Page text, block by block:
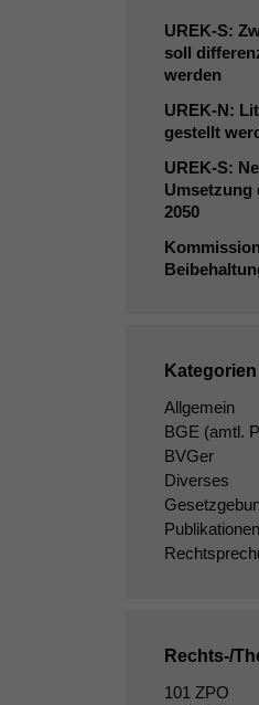
UREK‑S:
soll
werden
UREK‑N:
gestellt
UREK‑S:
Umsetzung
2050
Kategorien
Allgemein
BGE (amtl.
BVGer
Diverses
Publikationen
Rechts-/
101 ZPO